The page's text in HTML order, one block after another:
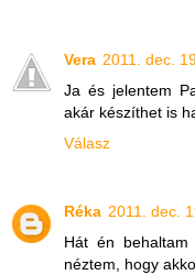
Vera 2011. dec.
Ja és jelentem
akár készíthet is
Válasz
Réka 2011. dec.
Hát én
néztem, hogy